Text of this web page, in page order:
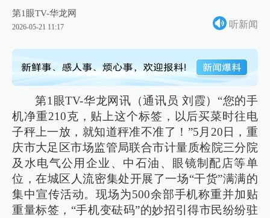
第1眼TV-华龙网
2026-05-21 11:17 听新闻
第1眼TV-华龙网讯（通讯员 刘霞）“您的手
机净重210克，贴上这个标签，以后买菜时往电
子秤上一放，就知道秤准不准了！”5月20日，重
庆市大足区市场监管局联合市计量质检院三分院
及水电气公用企业、中石油、眼镜制配店等单
位，在城区人流密集处开展了一场“干货”满满的
集中宣传活动。现场为500余部手机称重并加贴
重量标签，“手机变砝码”的妙招引得市民纷纷驻